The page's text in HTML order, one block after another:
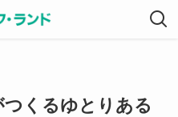
くるゆとりある